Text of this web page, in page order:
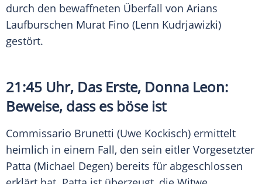
durch den bewaffneten Überfall von Arians
Laufburschen Murat Fino (Lenn Kudrjawizki)
gestört.
21:45 Uhr, Das Erste, Donna Leon:
Beweise, dass es böse ist
Commissario Brunetti (Uwe Kockisch) ermittelt
heimlich in einem Fall, den sein eitler Vorgesetzter
Patta (Michael Degen) bereits für abgeschlossen